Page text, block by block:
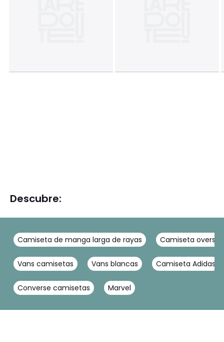
Descubre:
Camiseta de manga larga de rayas Camiseta
Vans camisetas Vans blancas Camiseta Adidas
Converse camisetas Marvel